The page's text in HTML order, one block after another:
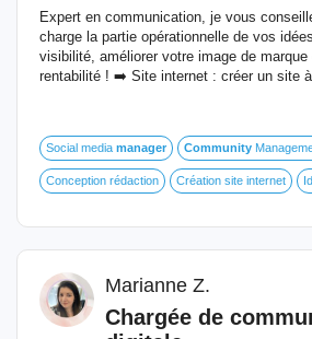
Expert en communication, je vous
charge la partie opérationnelle de vos
visibilité, améliorer votre image de
rentabilité ! ➡️ Site internet : créer un site
Social media manager Community
Conception rédaction Création site internet
Marianne Z.
Chargée de